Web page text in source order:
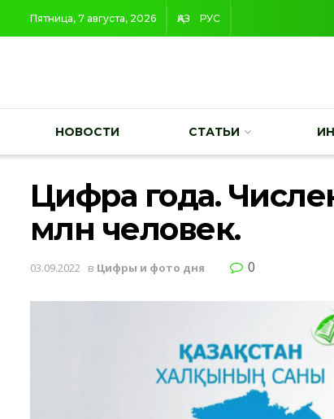
Пятница, 7 августа, 2026 ҚАЗ РУС
НОВОСТИ СТАТЬИ
Цифра года.
млн человек.
03.09.2022 в Цифры и фото дня 0